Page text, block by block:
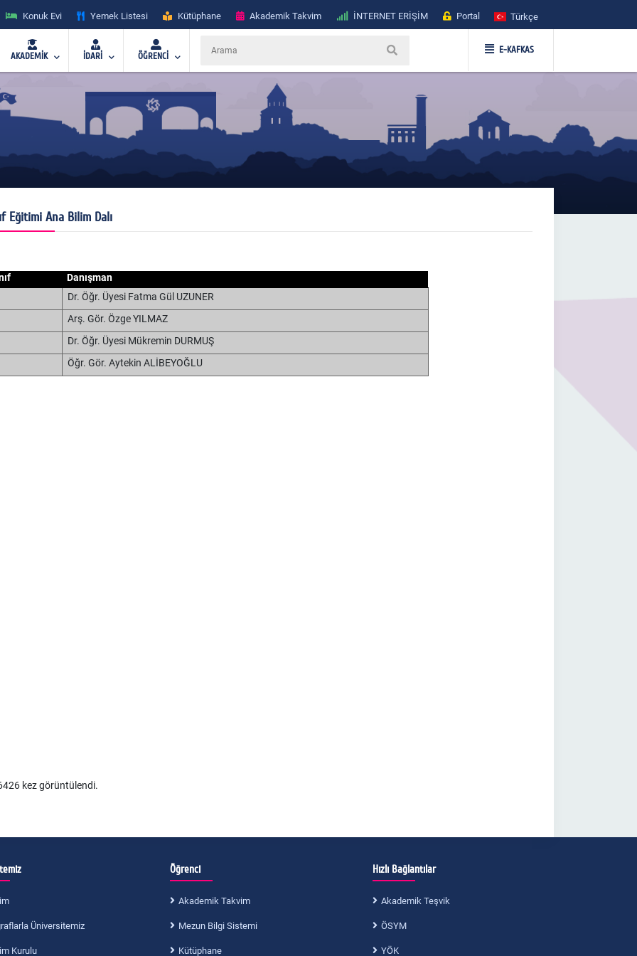
Konuk Evi Yemek Listesi Kütüphane Akademik Takvim İNTERNET ERİŞİM Portal Türkçe
AKADEMİK İDARİ ÖĞRENCİ
E-KAFKAS
Eğitimi Ana Bilim Dalı
Danışman
Dr. Öğr. Üyesi Fatma Gül UZUNER
Arş. Gör. Özge YILMAZ
Dr. Öğr. Üyesi Mükremin DURMUŞ
Öğr. Gör. Aytekin ALİBEYOĞLU
kez görüntülendi.
Üniversitemiz
Kurulu
Öğrenci
Akademik Takvim
Mezun Bilgi Sistemi
Kütüphane
Hızlı Bağlantılar
Akademik Teşvik
ÖSYM
YÖK